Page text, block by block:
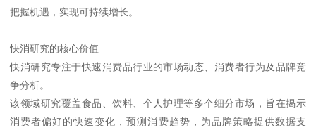
把握机遇，实现可持续增长。
快消研究的核心价值
快消研究专注于快速消费品行业的市场动态、消费者行为及品牌竞
争分析。
该领域研究覆盖食品、饮料、个人护理等多个细分市场，旨在揭示
消费者偏好的快速变化，预测消费趋势，为品牌策略提供数据支